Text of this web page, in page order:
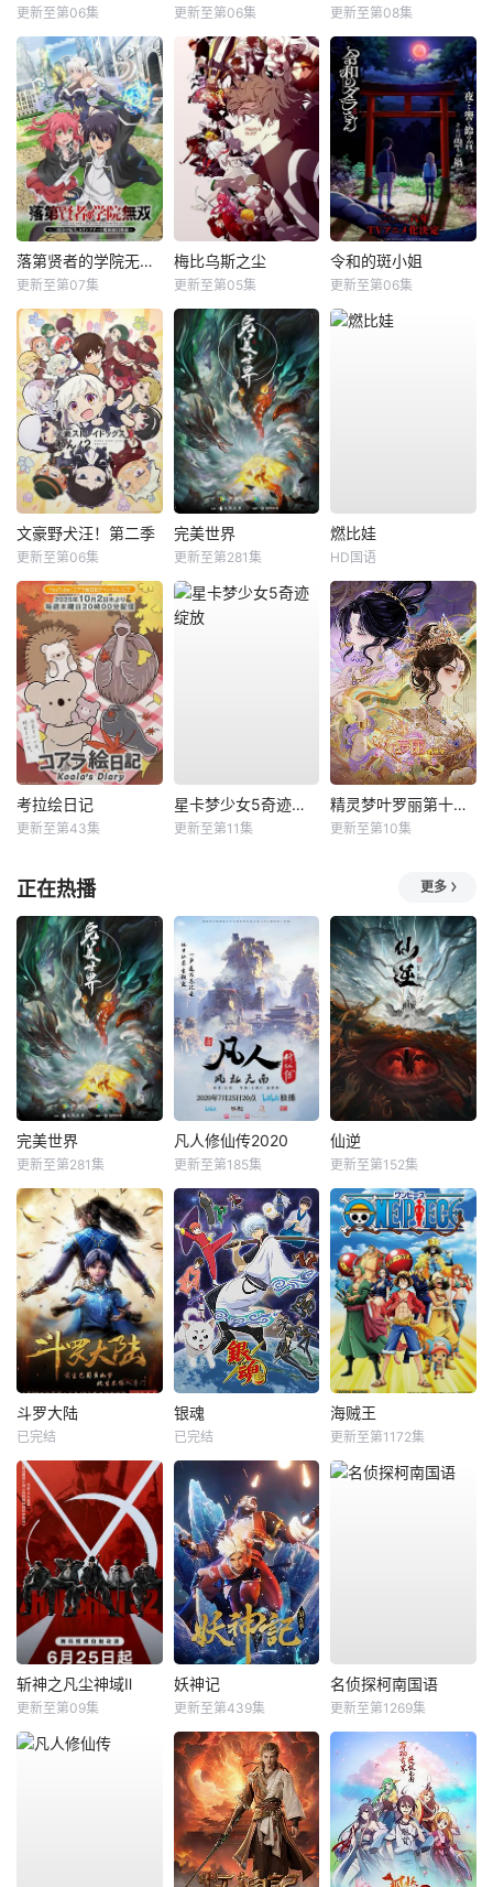
更新至第06集 更新至第06集 更新至第08集
落第贤者的学院无双第二回转生，S等级作弊魔术师冒险记
更新至第07集
梅比乌斯之尘
更新至第05集
令和的斑小姐
更新至第06集
文豪野犬汪！第二季
更新至第06集
完美世界
更新至第281集
燃比娃
HD国语
考拉绘日记
更新至第43集
星卡梦少女5奇迹绽放
更新至第11集
精灵梦叶罗丽第十一季（下）
更新至第10集
正在热播 更多
完美世界
更新至第281集
凡人修仙传2020
更新至第185集
仙逆
更新至第152集
斗罗大陆
已完结
银魂
已完结
海贼王
更新至第1172集
斩神之凡尘神域Ⅱ
更新至第09集
妖神记
更新至第439集
名侦探柯南国语
更新至第1269集